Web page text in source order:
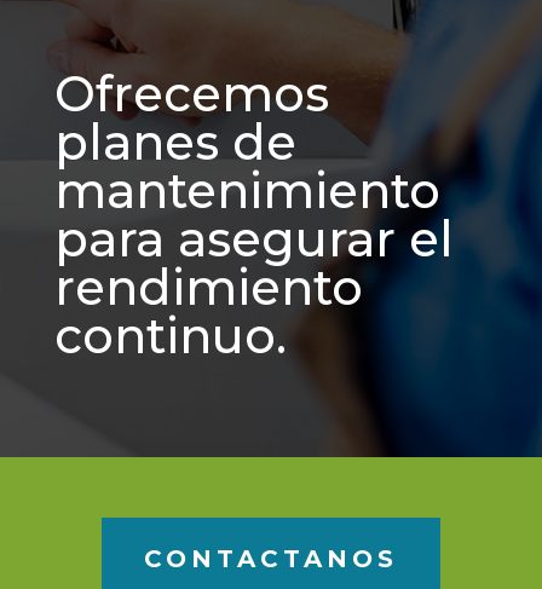
Ofrecemos
planes de
mantenimiento
para asegurar el
rendimiento
continuo.
CONTACTANOS